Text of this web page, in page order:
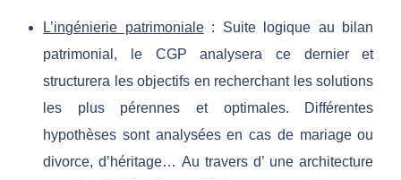
L’ingénierie patrimoniale: Suite logique au bilan
patrimonial, le CGP analysera ce dernier et
structurera les objectifs en recherchant les solutions
les plus pérennes et optimales. Différentes
hypothèses sont analysées en cas de mariage ou
divorce, d’héritage… Au travers d’ une architecture